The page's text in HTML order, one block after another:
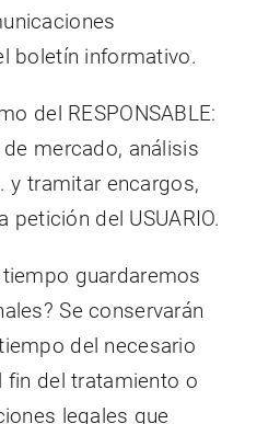
boletín informativo.
del RESPONSABLE:
mercado, análisis
y tramitar encargos,
petición del USUARIO.
guardaremos
Se conservarán
del necesario
fin del tratamiento o
legales que